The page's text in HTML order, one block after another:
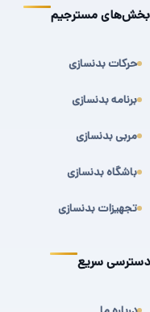
بخش‌های مسترجیم
حرکات بدنسازی
برنامه بدنسازی
مربی بدنسازی
باشگاه بدنسازی
تجهیزات بدنسازی
دسترسی سریع